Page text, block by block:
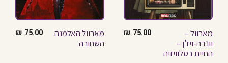
מארוול –
וונדה-ויז'ן –
החיים בטלוויזיה
75.00
₪
מארוול האלמנה
השחורה
75.00
₪